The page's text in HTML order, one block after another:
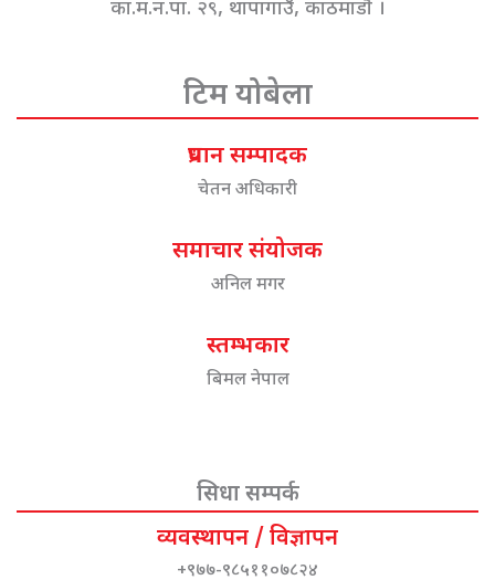
का.म.न.पा. २९, थापागाउँ, काठमाडौं ।
टिम योबेला
प्रधान सम्पादक
चेतन अधिकारी
समाचार संयोजक
अनिल मगर
स्तम्भकार
बिमल नेपाल
सिधा सम्पर्क
व्यवस्थापन / विज्ञापन
+९७७-९८५११०७८२४